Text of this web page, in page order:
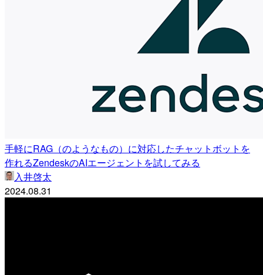
手軽にRAG（のようなもの）に対応したチャットボットを
作れるZendeskのAIエージェントを試してみる
入井啓太
2024.08.31